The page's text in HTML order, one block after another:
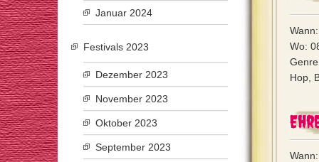
Wo:
Hop,
Januar 2024
Festivals 2023
Dezember 2023
November 2023
Oktober 2023
September 2023